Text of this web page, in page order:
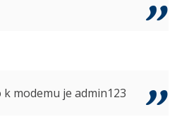
modemu je admin123